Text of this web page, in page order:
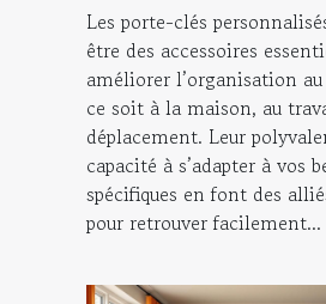
Les porte-clés
être des accessoires
améliorer l’organisation
ce soit à la maison, au
déplacement. Leur
capacité à s’adapter à vos
spécifiques en font des
pour retrouver facilement...